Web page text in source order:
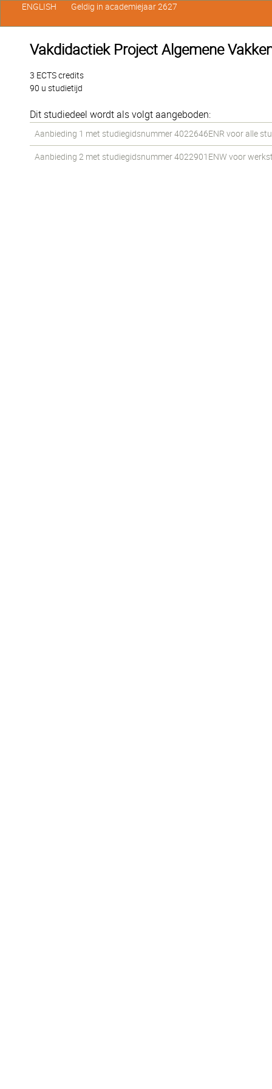
Vakdidactiek Project Algemene
3 ECTS credits
90 u studietijd
Dit studiedeel wordt als volgt aangeboden:
Aanbieding 1 met studiegidsnummer 4022646ENR voor alle
Aanbieding 2 met studiegidsnummer 4022901ENW voor
ENGLISH Geldig in academiejaar 2627